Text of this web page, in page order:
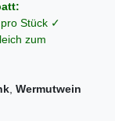
Stück ✓
zum
Wermutwein